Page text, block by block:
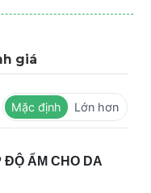
giá
Mặc định Lớn hơn
ĐỘ ẨM CHO DA